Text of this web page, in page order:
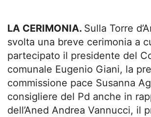
LA CERIMONIA. Sulla Torre
svolta una breve cerimonia a
partecipato il presidente del
comunale Eugenio Giani, la
commissione pace Susanna
consigliere del Pd anche in
dell’Aned Andrea Vannucci, il